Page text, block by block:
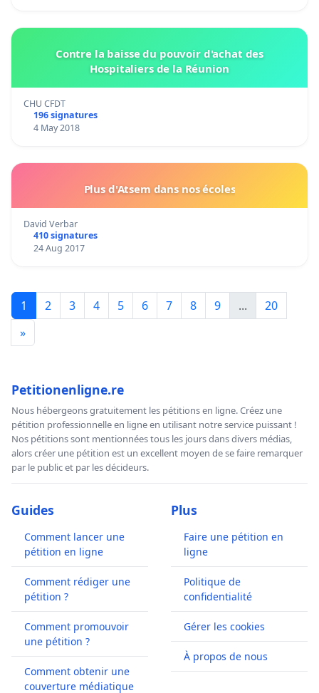
Contre la baisse du pouvoir d'achat des
Hospitaliers de la Réunion
CHU CFDT
196 signatures
4 May 2018
Plus d'Atsem dans nos écoles
David Verbar
410 signatures
24 Aug 2017
1 2 3 4 5 6 7 8 9 ...
20
»
Petitionenligne.re
Nous hébergeons gratuitement les pétitions en ligne. Créez une
pétition professionnelle en ligne en utilisant notre service puissant !
Nos pétitions sont mentionnées tous les jours dans divers médias,
alors créer une pétition est un excellent moyen de se faire remarquer
par le public et par les décideurs.
Guides
Comment lancer une
pétition en ligne
Comment rédiger une
pétition ?
Comment promouvoir
une pétition ?
Comment obtenir une
couverture médiatique
Plus
Faire une pétition en
ligne
Politique de
confidentialité
Gérer les cookies
À propos de nous